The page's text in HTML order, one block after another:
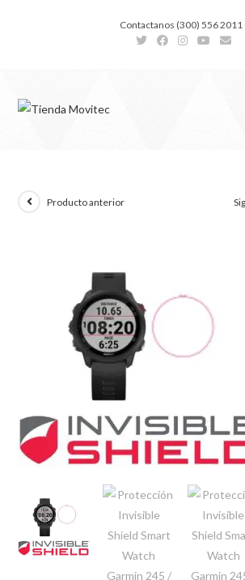
Contactanos (300) 556 2011
Producto anterior